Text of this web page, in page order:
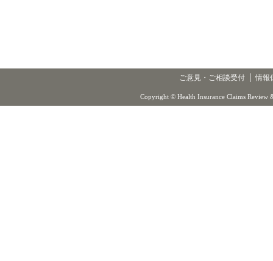
ご意見・ご相談受付 情報
Copyright © Health Insurance Claims Review